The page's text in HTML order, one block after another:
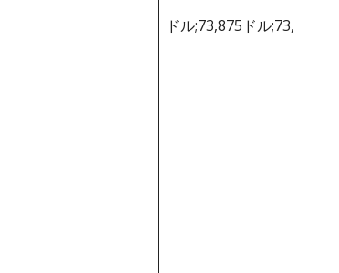
ドル;73,875ドル;73,875ドル